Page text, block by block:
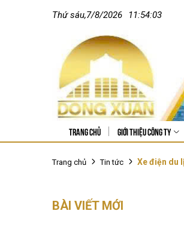
Thứ sáu,7/8/2026 11:54:05
Trang chủ Giới thiệu công ty
Trang chủ Tin tức Xe điện du
BÀI VIẾT MỚI